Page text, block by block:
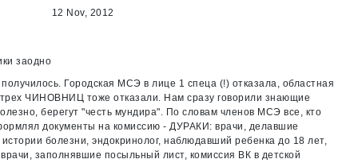
12 Nov, 2012
заодно
Городская МСЭ в лице 1 спеца (!) отказала, областная
ЧИНОВНИЦ тоже отказали. Нам сразу говорили знающие
берегут "честь мундира". По словам членов МСЭ все, кто
документы на комиссию - ДУРАКИ: врачи, делавшие
болезни, эндокринолог, наблюдавший ребенка до 18 лет,
заполнявшие посыльный лист, комиссия ВК в детской